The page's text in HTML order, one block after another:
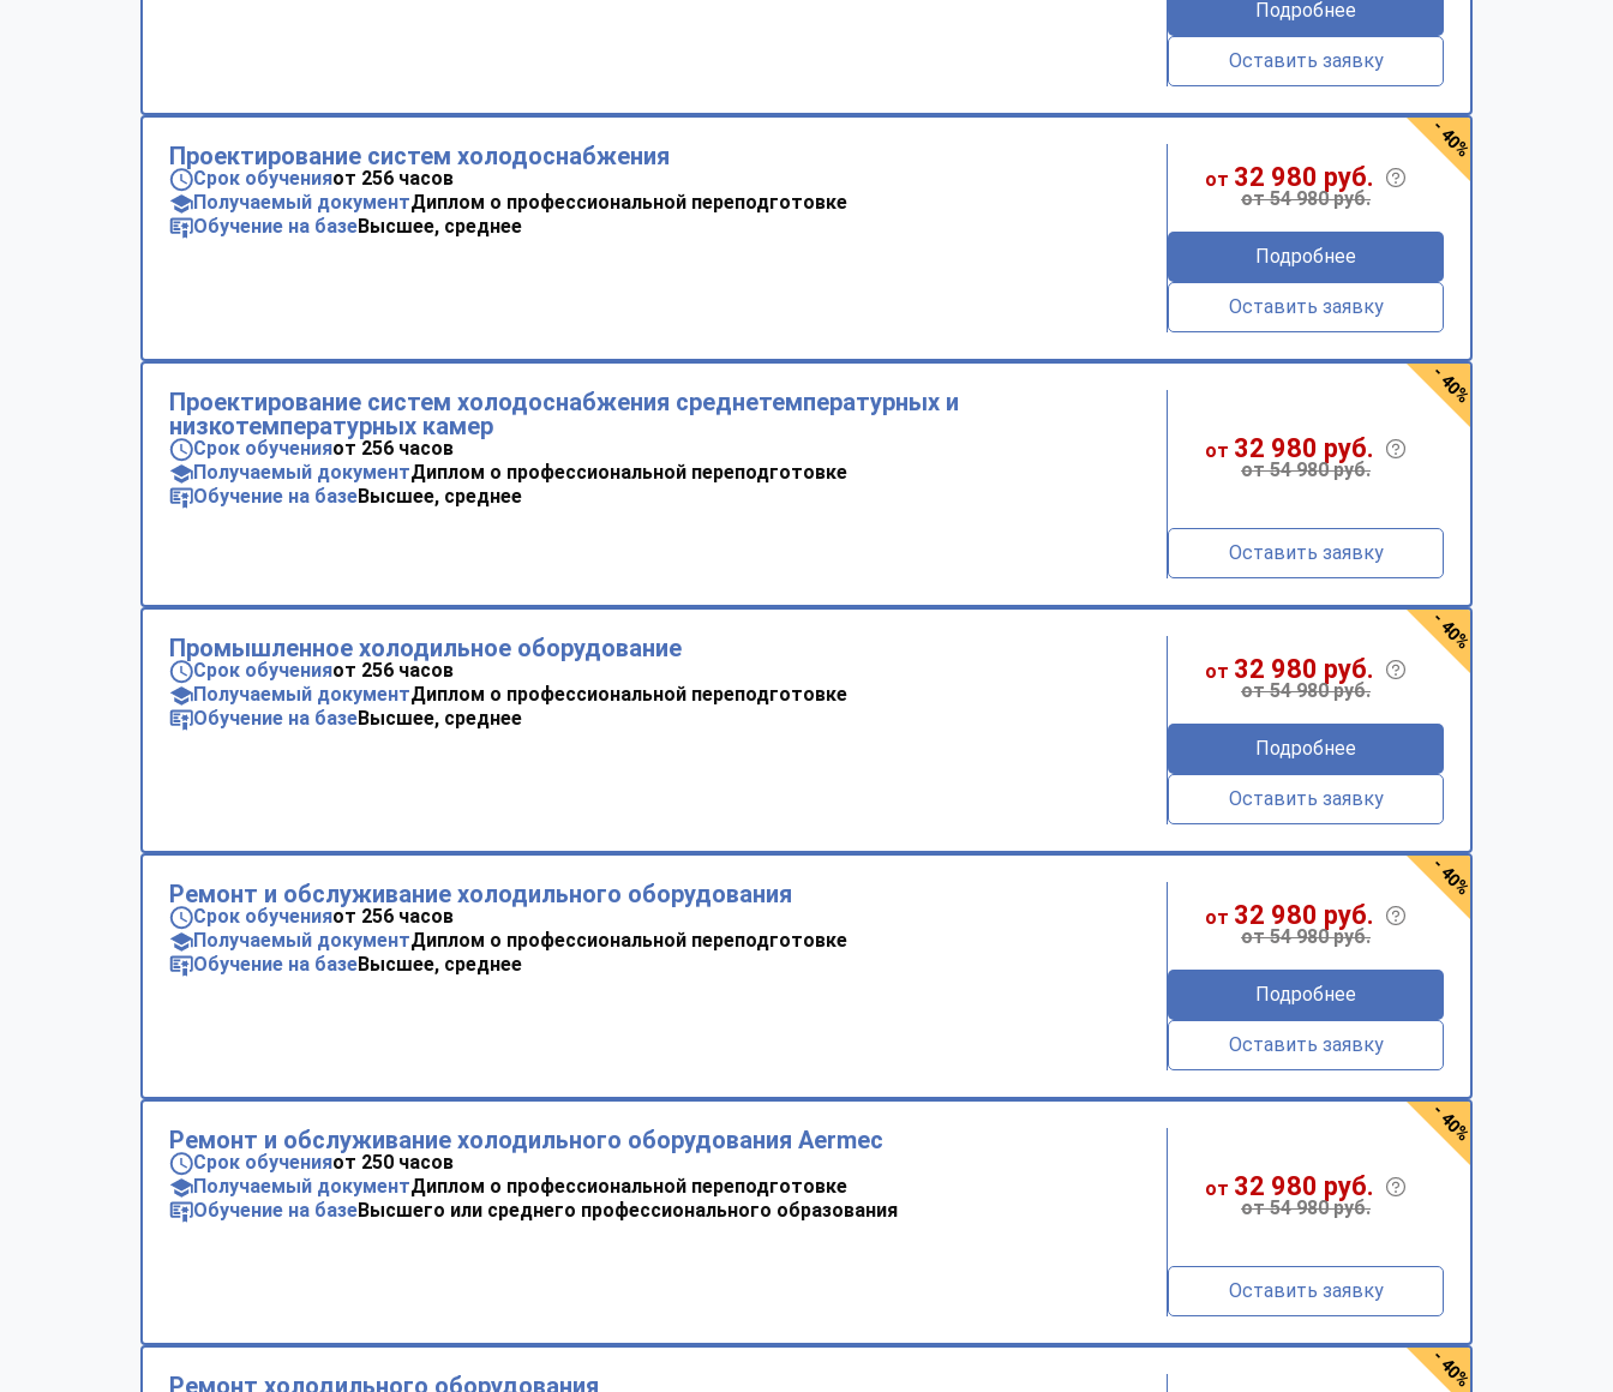
Подробнее
Оставить заявку
Проектирование систем холодоснабжения
Срок обученияот 256 часов
Получаемый документДиплом о профессиональной переподготовке
Обучение на базеВысшее, среднее
от 32 980 руб.
от 54 980 руб.
Подробнее
Оставить заявку
- 40%
Проектирование систем холодоснабжения среднетемпературных и
низкотемпературных камер
Срок обученияот 256 часов
Получаемый документДиплом о профессиональной переподготовке
Обучение на базеВысшее, среднее
от 32 980 руб.
от 54 980 руб.
Оставить заявку
- 40%
Промышленное холодильное оборудование
Срок обученияот 256 часов
Получаемый документДиплом о профессиональной переподготовке
Обучение на базеВысшее, среднее
от 32 980 руб.
от 54 980 руб.
Подробнее
Оставить заявку
- 40%
Ремонт и обслуживание холодильного оборудования
Срок обученияот 256 часов
Получаемый документДиплом о профессиональной переподготовке
Обучение на базеВысшее, среднее
от 32 980 руб.
от 54 980 руб.
Подробнее
Оставить заявку
- 40%
Ремонт и обслуживание холодильного оборудования Aermec
Срок обученияот 250 часов
Получаемый документДиплом о профессиональной переподготовке
Обучение на базеВысшего или среднего профессионального образования
от 32 980 руб.
от 54 980 руб.
Оставить заявку
- 40%
Ремонт холодильного оборудования - 40%